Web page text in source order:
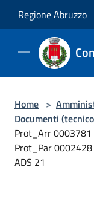
Regione Abruzzo
Home >
Documenti
Prot_Arr
Prot_Par
ADS 21